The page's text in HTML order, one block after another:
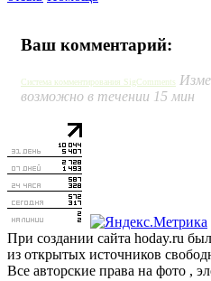
Ваш комментарий:
Система комментирования SigComments
возможно в течении 15 мин
При создании сайта hoday.ru
из открытых источников
Все авторские права на фото ,